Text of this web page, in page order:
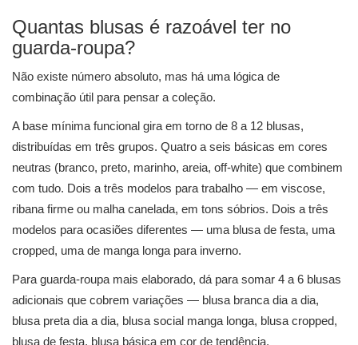
Quantas blusas é razoável ter no
guarda-roupa?
Não existe número absoluto, mas há uma lógica de
combinação útil para pensar a coleção.
A base mínima funcional gira em torno de 8 a 12 blusas,
distribuídas em três grupos. Quatro a seis básicas em cores
neutras (branco, preto, marinho, areia, off-white) que combinem
com tudo. Dois a três modelos para trabalho — em viscose,
ribana firme ou malha canelada, em tons sóbrios. Dois a três
modelos para ocasiões diferentes — uma blusa de festa, uma
cropped, uma de manga longa para inverno.
Para guarda-roupa mais elaborado, dá para somar 4 a 6 blusas
adicionais que cobrem variações — blusa branca dia a dia,
blusa preta dia a dia, blusa social manga longa, blusa cropped,
blusa de festa, blusa básica em cor de tendência.